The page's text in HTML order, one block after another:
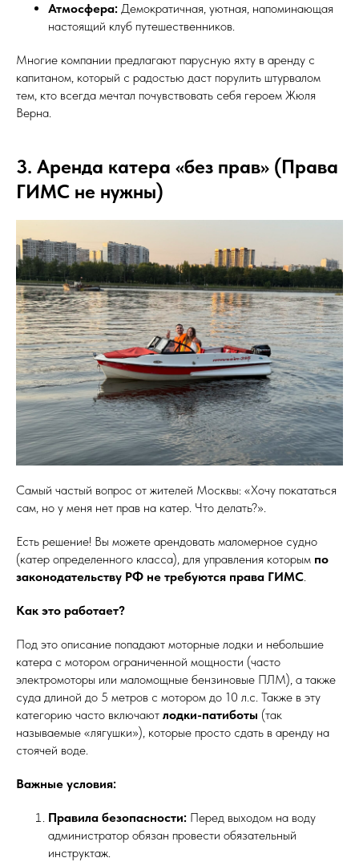
Атмосфера: Демократичная, уютная, напоминающая
настоящий клуб путешественников.
Многие компании предлагают парусную яхту в аренду с
капитаном, который с радостью даст порулить штурвалом
тем, кто всегда мечтал почувствовать себя героем Жюля
Верна.
3. Аренда катера «без прав» (Права
ГИМС не нужны)
Самый частый вопрос от жителей Москвы: «Хочу покататься
сам, но у меня нет прав на катер. Что делать?».
Есть решение! Вы можете арендовать маломерное судно
(катер определенного класса), для управления которым по
законодательству РФ не требуются права ГИМС.
Как это работает?
Под это описание попадают моторные лодки и небольшие
катера с мотором ограниченной мощности (часто
электромоторы или маломощные бензиновые ПЛМ), а также
суда длиной до 5 метров с мотором до 10 л.с. Также в эту
категорию часто включают лодки-патиботы (так
называемые «лягушки»), которые просто сдать в аренду на
стоячей воде.
Важные условия:
Правила безопасности: Перед выходом на воду
администратор обязан провести обязательный
инструктаж.